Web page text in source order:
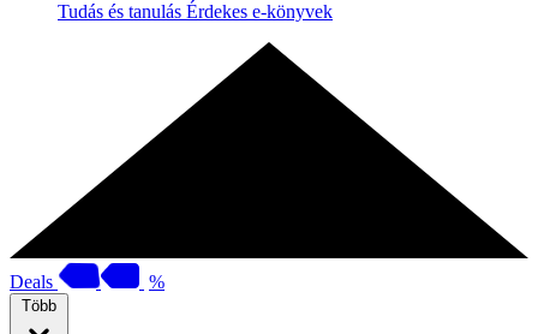
Tudás és tanulás Érdekes e-könyvek
Deals %
Több